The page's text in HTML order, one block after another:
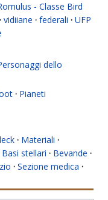
- Classe Bird
· vidiiane · federali · UFP
dello
· Pianeti
· Materiali ·
Basi stellari · Bevande ·
· Sezione medica ·